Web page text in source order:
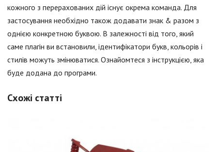
кожного з перерахованих дій існує окрема команда. Для
застосування необхідно також додавати знак & разом з
однією конкретною буквою. В залежності від того, який
саме плагін ви встановили, ідентифікатори букв, кольорів і
стилів можуть змінюватися. Ознайомтеся з інструкцією, яка
буде додана до програми.
Схожі статті